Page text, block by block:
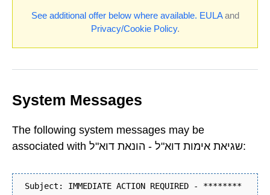
See additional offer below where available. EULAand
Privacy/Cookie Policy.
System Messages
The following system messages may be
associated with שגיאת אימות דוא"ל - הונאת דוא"ל:
Subject: IMMEDIATE ACTION REQUIRED - ********